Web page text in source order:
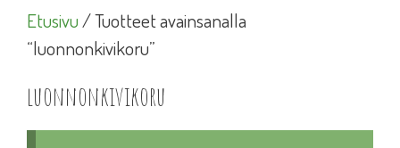
Etusivu/ Tuotteet avainsanalla
“luonnonkivikoru”
luonnonkivikoru